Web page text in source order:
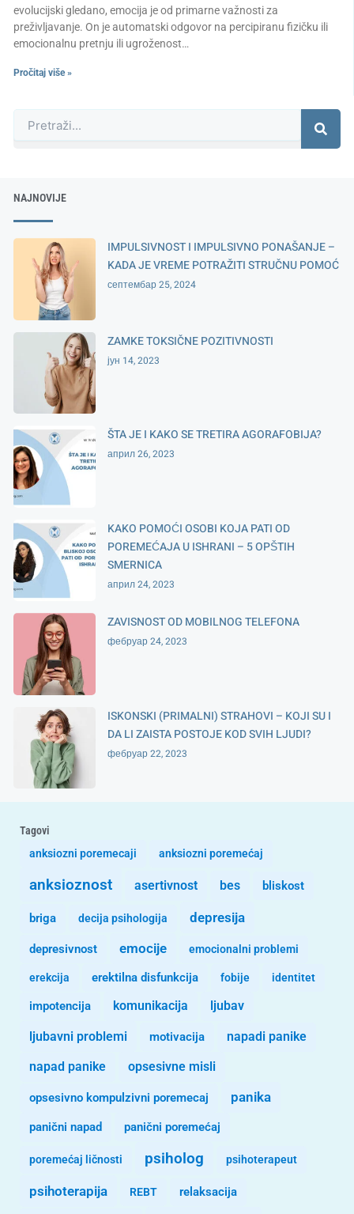
evolucijski gledano, emocija je od primarne važnosti za
preživljavanje. On je automatski odgovor na percipiranu fizičku ili
emocionalnu pretnju ili ugroženost…
Pročitaj više »
NAJNOVIJE
IMPULSIVNOST I IMPULSIVNO PONAŠANJE –
KADA JE VREME POTRAŽITI STRUČNU POMOĆ
септембар 25, 2024
ZAMKE TOKSIČNE POZITIVNOSTI
јун 14, 2023
ŠTA JE I KAKO SE TRETIRA AGORAFOBIJA?
април 26, 2023
KAKO POMOĆI OSOBI KOJA PATI OD
POREMEĆAJA U ISHRANI – 5 OPŠTIH
SMERNICA
април 24, 2023
ZAVISNOST OD MOBILNOG TELEFONA
фебруар 24, 2023
ISKONSKI (PRIMALNI) STRAHOVI – KOJI SU I
DA LI ZAISTA POSTOJE KOD SVIH LJUDI?
фебруар 22, 2023
Tagovi
anksiozni poremecaji
anksiozni poremećaj
anksioznost asertivnost bes bliskost
briga decija psihologija depresija
depresivnost emocije emocionalni problemi
erekcija erektilna disfunkcija fobije identitet
impotencija komunikacija ljubav
ljubavni problemi motivacija napadi panike
napad panike opsesivne misli
opsesivno kompulzivni poremecaj panika
panični napad panični poremećaj
poremećaj ličnosti psiholog psihoterapeut
psihoterapija REBT relaksacija